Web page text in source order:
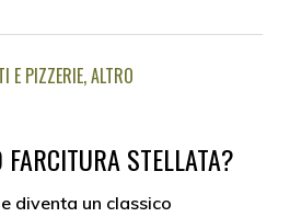
E PIZZERIE ALTRO
STELLATA?
diventa un classico